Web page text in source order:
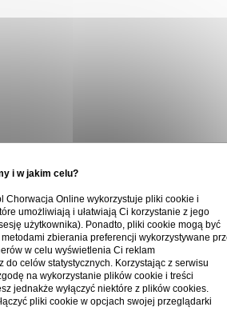
i w jakim celu?
Chorwacja Online wykorzystuje pliki cookie i
umożliwiają i ułatwiają Ci korzystanie z jego
użytkownika). Ponadto, pliki cookie mogą być
zbierania preferencji wykorzystywane
w celu wyświetlenia Ci reklam
do celów statystycznych. Korzystając z serwisu
na wykorzystanie plików cookie i treści
jednakże wyłączyć niektóre z plików cookies.
pliki cookie w opcjach swojej przeglądarki